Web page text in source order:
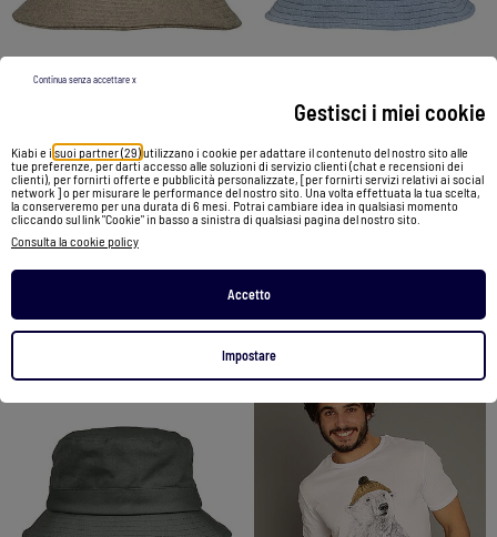
Gestisci i miei cookie
Kiabi e isuoi partner (29)utilizzano i cookie per adattare il contenuto del nostro sito alle
tue preferenze, per darti accesso alle soluzioni di servizio clienti (chat e recensioni dei
clienti), per fornirti offerte e pubblicità personalizzate, [per fornirti servizi relativi ai social
network ] o per misurare le performance del nostro sito. Una volta effettuata la tua scelta,
la conserveremo per una durata di 6 mesi. Potrai cambiare idea in qualsiasi momento
cliccando sul link "Cookie" in basso a sinistra di qualsiasi pagina del nostro sito.
Consulta la cookie policy
Accetto
Impostare
Continua senza accettare x
-29%
Bob Donna Vero Moda
16,99 € 11,99 €
Vedi prodotto
Bob classico regolabile unisex adulto Isotoner
15,99 € 11,19 €